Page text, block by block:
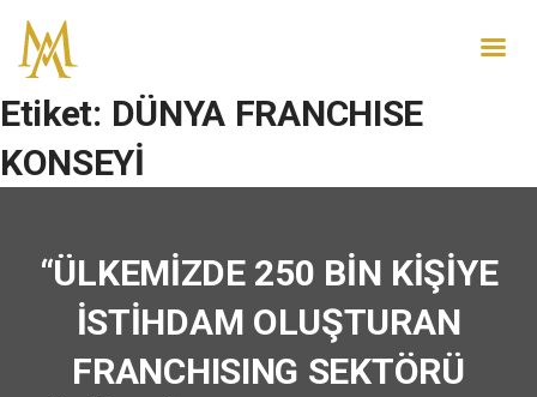
Etiket: DÜNYA FRANCHISE
KONSEYİ
“ÜLKEMİZDE 250 BİN KİŞİYE
İSTİHDAM OLUŞTURAN
FRANCHISING SEKTÖRÜ